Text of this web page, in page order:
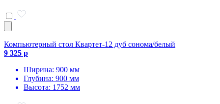
Компьютерный стол Квартет-12 дуб сонома/белый
9 325 р
Ширина: 900 мм
Глубина: 900 мм
Высота: 1752 мм